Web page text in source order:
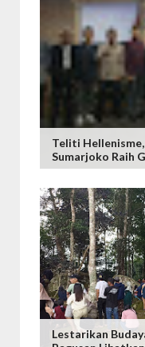
Teliti Hellenisme,
Sumarjoko Raih
Lestarikan